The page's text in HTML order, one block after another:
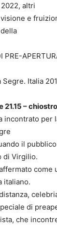
altri
e
PRE-
Italia
21.15 –
incontrato per
il
di Virgilio.
come
italiano.
di
che